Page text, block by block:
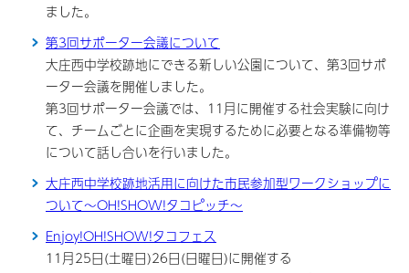
ました。
第3回サポーター会議について
大庄西中学校跡地にできる新しい公園について、第3回サポ
ーター会議を開催しました。
第3回サポーター会議では、11月に開催する社会実験に向け
て、チームごとに企画を実現するために必要となる準備物等
について話し合いを行いました。
大庄西中学校跡地活用に向けた市民参加型ワークショップに
ついて～OH!SHOW!タコピッチ～
Enjoy!OH!SHOW!タコフェス
11月25日(土曜日)26日(日曜日)に開催する